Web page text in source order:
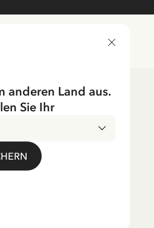
– Rot
anderen Land aus.
Sie Ihr